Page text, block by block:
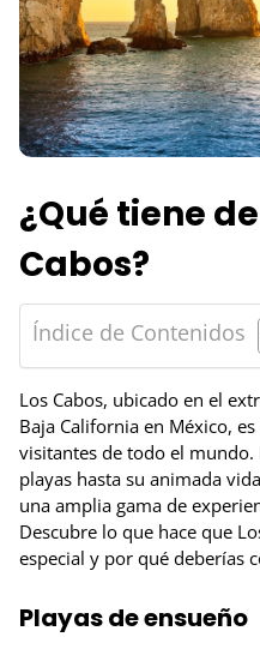
¿Qué tiene
Cabos?
Índice de Contenidos
Los Cabos, ubicado en el
Baja California en México,
visitantes de todo el
playas hasta su animada
una amplia gama de
Descubre lo que hace que
especial y por qué deberías
Playas de ensueño